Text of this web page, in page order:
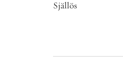
Själlös